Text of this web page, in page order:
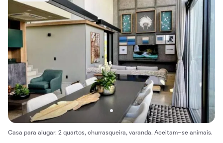
Casa para alugar: 2 quartos, churrasqueira, varanda. Aceitam-se animais.